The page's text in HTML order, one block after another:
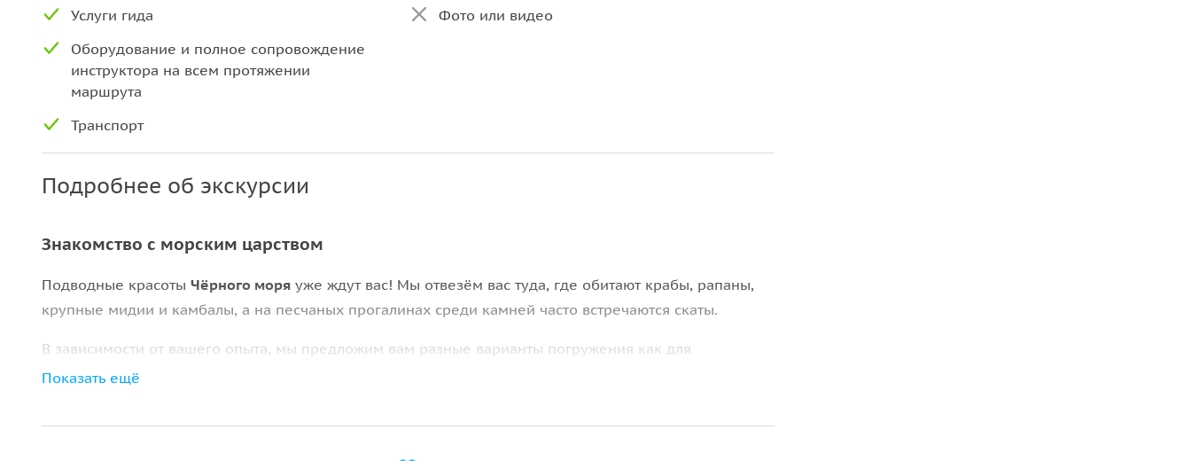
Услуги гида
Оборудование и полное сопровождение
инструктора на всем протяжении
маршрута
Транспорт
Фото или видео
Подробнее об экскурсии
Знакомство с морским царством
Подводные красоты Чёрного моря уже ждут вас! Мы отвезём вас туда, где обитают крабы, рапаны,
крупные мидии и камбалы, а на песчаных прогалинах среди камней часто встречаются скаты.
В зависимости от вашего опыта, мы предложим вам разные варианты погружения как для
начинающих, так и для сертифицированных дайверов. У вас будет возможность заняться
ныряние для детей. Кроме того, мы проводим занятия CMAS, PADI, IANTD, а также организуем
Показать ещё